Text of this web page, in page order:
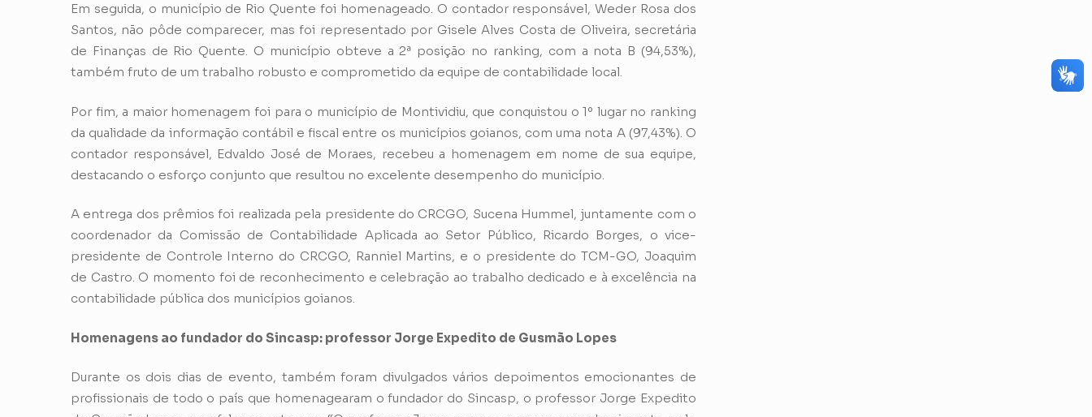
Em seguida, o município de Rio Quente foi homenageado. O contador responsável, Weder Rosa dos
Santos, não pôde comparecer, mas foi representado por Gisele Alves Costa de Oliveira, secretária
de Finanças de Rio Quente. O município obteve a 2ª posição no ranking, com a nota B (94,53%),
também fruto de um trabalho robusto e comprometido da equipe de contabilidade local.
Por fim, a maior homenagem foi para o município de Montividiu, que conquistou o 1º lugar no ranking
da qualidade da informação contábil e fiscal entre os municípios goianos, com uma nota A (97,43%). O
contador responsável, Edvaldo José de Moraes, recebeu a homenagem em nome de sua equipe,
destacando o esforço conjunto que resultou no excelente desempenho do município.
A entrega dos prêmios foi realizada pela presidente do CRCGO, Sucena Hummel, juntamente com o
coordenador da Comissão de Contabilidade Aplicada ao Setor Público, Ricardo Borges, o vice-
presidente de Controle Interno do CRCGO, Ranniel Martins, e o presidente do TCM-GO, Joaquim
de Castro. O momento foi de reconhecimento e celebração ao trabalho dedicado e à excelência na
contabilidade pública dos municípios goianos.
Homenagens ao fundador do Sincasp: professor Jorge Expedito de Gusmão Lopes
Durante os dois dias de evento, também foram divulgados vários depoimentos emocionantes de
profissionais de todo o país que homenagearam o fundador do Sincasp, o professor Jorge Expedito